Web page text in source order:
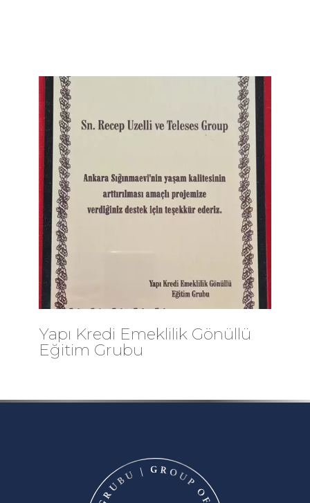
Yapı Kredi Emeklilik Gönüllü
Eğitim Grubu